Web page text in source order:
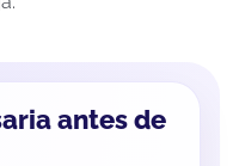
antes de